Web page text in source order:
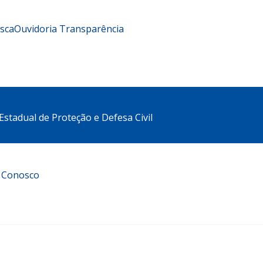
Ouvidoria Transparência
de Proteção e Defesa Civil